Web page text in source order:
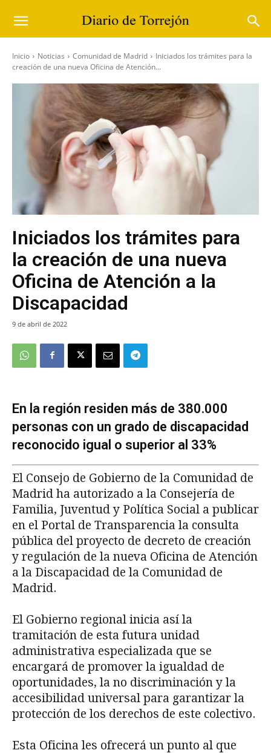
Inicio Noticias Comunidad de Madrid
Iniciados los trámites para la
creación de una nueva Oficina de Atención...
Iniciados los trámites para
la creación de una nueva
Oficina de Atención a la
Discapacidad
9 de abril de 2022
En la región residen más de 380.000
personas con un grado de discapacidad
reconocido igual o superior al 33%
El Consejo de Gobierno de la Comunidad de
Madrid ha autorizado a la Consejería de
Familia, Juventud y Política Social a publicar
en el Portal de Transparencia la consulta
pública del proyecto de decreto de creación
y regulación de la nueva Oficina de Atención
a la Discapacidad de la Comunidad de
Madrid.
El Gobierno regional inicia así la
tramitación de esta futura unidad
administrativa especializada que se
encargará de promover la igualdad de
oportunidades, la no discriminación y la
accesibilidad universal para garantizar la
protección de los derechos de este colectivo.
Esta Oficina les ofrecerá un punto al que